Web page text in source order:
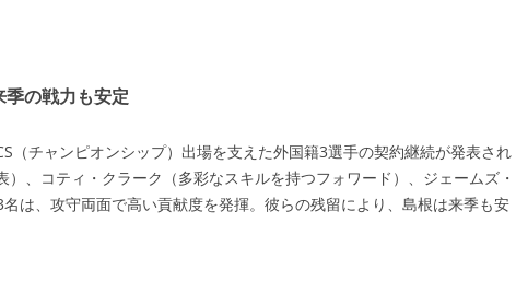
の戦力も安定
（チャンピオンシップ）出場を支えた外国籍3選手の契約継続が発表され
、コティ・クラーク（多彩なスキルを持つフォワード）、ジェームズ・
は、攻守両面で高い貢献度を発揮。彼らの残留により、島根は来季も安